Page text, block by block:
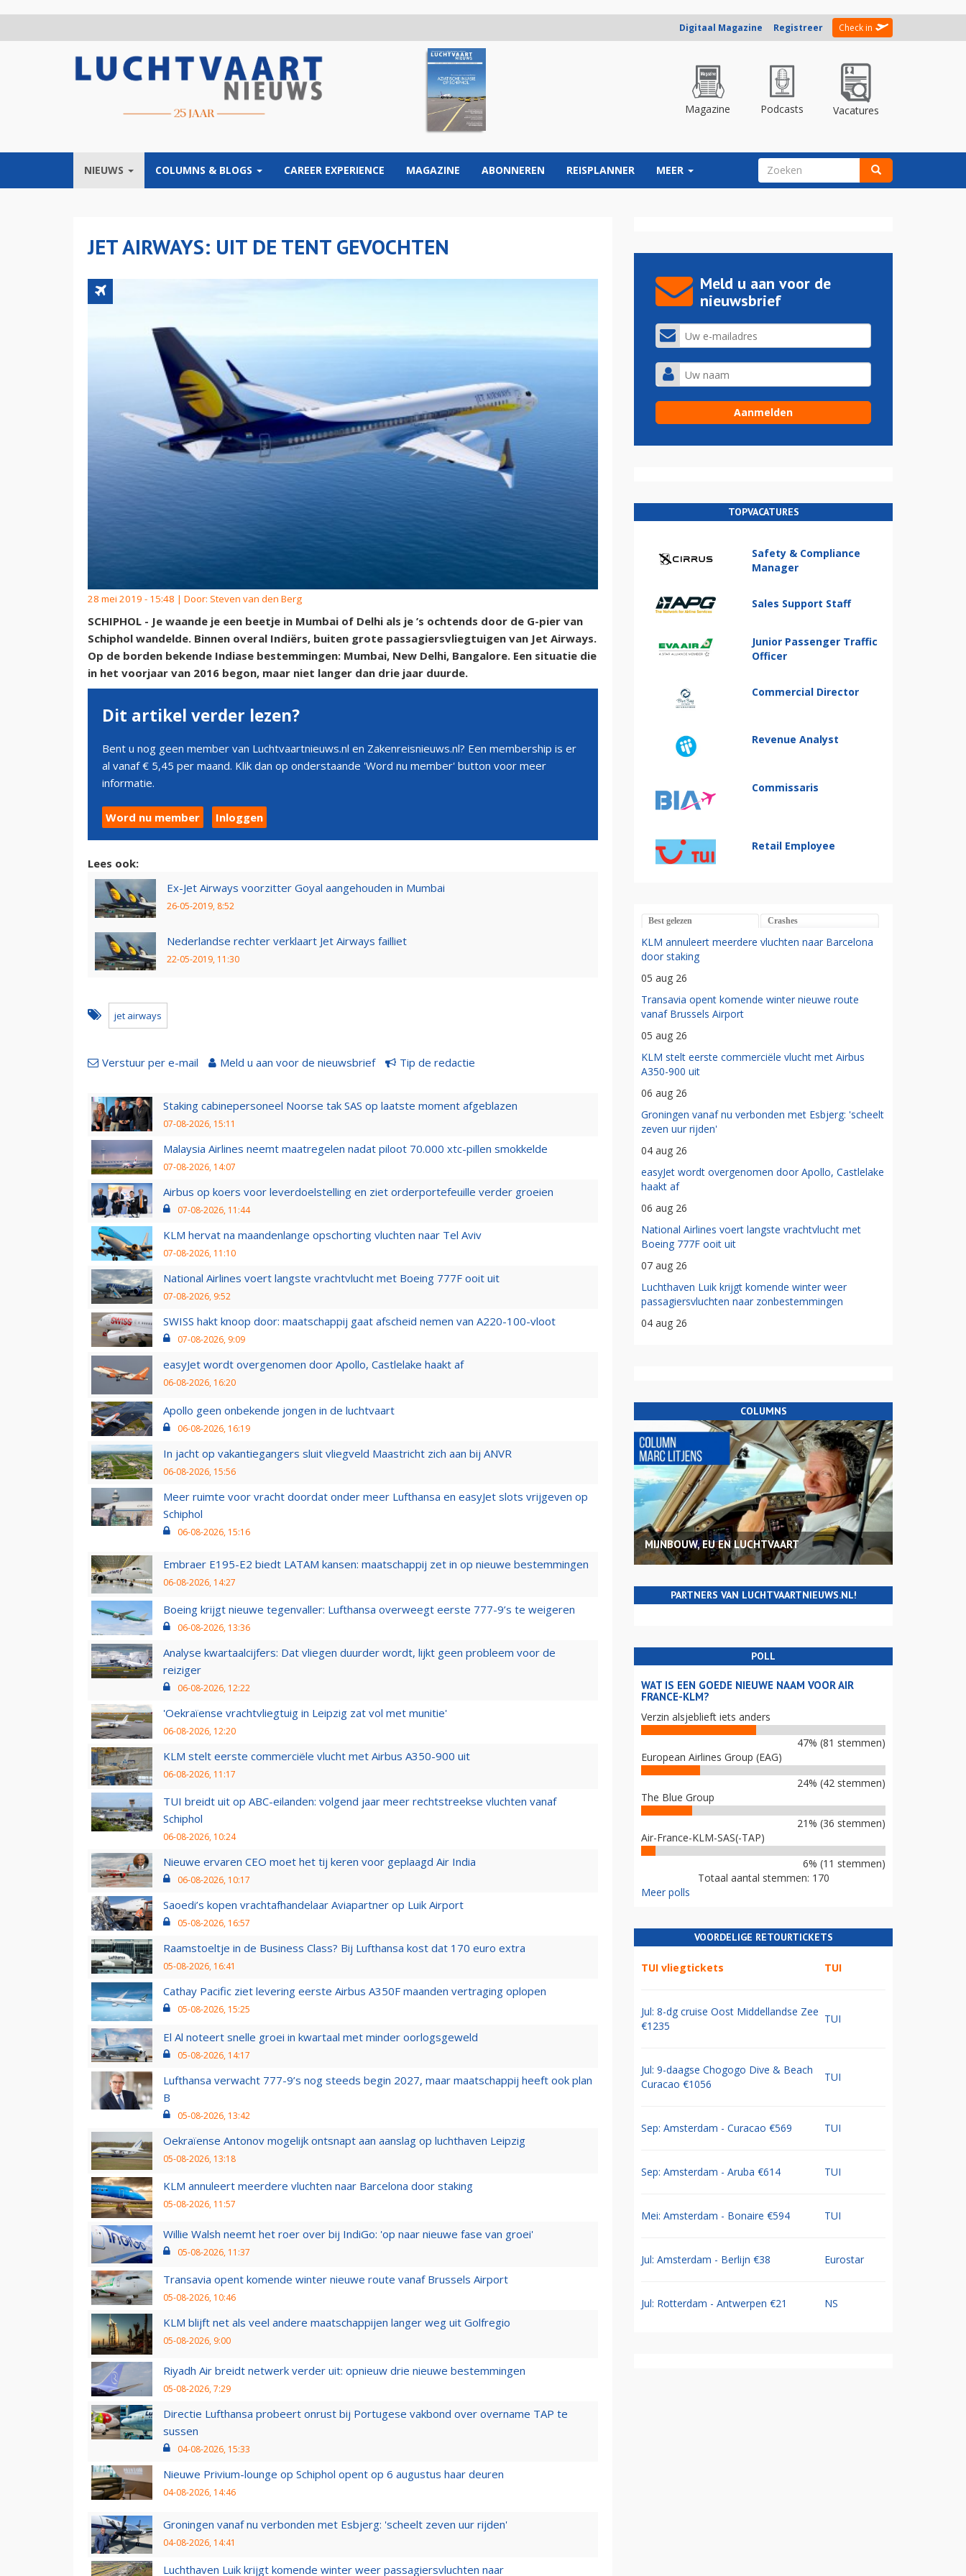
Digitaal Magazine Registreer Check in
Magazine Podcasts Vacatures
NIEUWS COLUMNS & BLOGS CAREER EXPERIENCE MAGAZINE ABONNEREN REISPLANNER MEER ZOEKVELD
JET AIRWAYS: UIT DE TENT GEVOCHTEN
28 mei 2019 - 15:48 | Door: Steven van den Berg
SCHIPHOL - Je waande je een beetje in Mumbai of Delhi als je ’s ochtends door de G-pier van
Schiphol wandelde. Binnen overal Indiërs, buiten grote passagiersvliegtuigen van Jet Airways.
Op de borden bekende Indiase bestemmingen: Mumbai, New Delhi, Bangalore. Een situatie die
in het voorjaar van 2016 begon, maar niet langer dan drie jaar duurde.
Dit artikel verder lezen?
Bent u nog geen member van Luchtvaartnieuws.nl en Zakenreisnieuws.nl? Een membership is er
al vanaf € 5,45 per maand. Klik dan op onderstaande 'Word nu member' button voor meer
informatie.
Word nu member Inloggen
Lees ook:
Ex-Jet Airways voorzitter Goyal aangehouden in Mumbai
26-05-2019, 8:52
Nederlandse rechter verklaart Jet Airways failliet
22-05-2019, 11:30
jet airways
Verstuur per e-mail Meld u aan voor de nieuwsbrief Tip de redactie
Staking cabinepersoneel Noorse tak SAS op laatste moment afgeblazen
07-08-2026, 15:11
Malaysia Airlines neemt maatregelen nadat piloot 70.000 xtc-pillen smokkelde
07-08-2026, 14:07
Airbus op koers voor leverdoelstelling en ziet orderportefeuille verder groeien
07-08-2026, 11:44
KLM hervat na maandenlange opschorting vluchten naar Tel Aviv
07-08-2026, 11:10
National Airlines voert langste vrachtvlucht met Boeing 777F ooit uit
07-08-2026, 9:52
SWISS hakt knoop door: maatschappij gaat afscheid nemen van A220-100-vloot
07-08-2026, 9:09
easyJet wordt overgenomen door Apollo, Castlelake haakt af
06-08-2026, 16:20
Apollo geen onbekende jongen in de luchtvaart
06-08-2026, 16:19
In jacht op vakantiegangers sluit vliegveld Maastricht zich aan bij ANVR
06-08-2026, 15:56
Meer ruimte voor vracht doordat onder meer Lufthansa en easyJet slots vrijgeven op
Schiphol
06-08-2026, 15:16
Embraer E195-E2 biedt LATAM kansen: maatschappij zet in op nieuwe bestemmingen
06-08-2026, 14:27
Boeing krijgt nieuwe tegenvaller: Lufthansa overweegt eerste 777-9’s te weigeren
06-08-2026, 13:36
Analyse kwartaalcijfers: Dat vliegen duurder wordt, lijkt geen probleem voor de
reiziger
06-08-2026, 12:22
'Oekraïense vrachtvliegtuig in Leipzig zat vol met munitie'
06-08-2026, 12:20
KLM stelt eerste commerciële vlucht met Airbus A350-900 uit
06-08-2026, 11:17
TUI breidt uit op ABC-eilanden: volgend jaar meer rechtstreekse vluchten vanaf
Schiphol
06-08-2026, 10:24
Nieuwe ervaren CEO moet het tij keren voor geplaagd Air India
06-08-2026, 10:17
Saoedi’s kopen vrachtafhandelaar Aviapartner op Luik Airport
05-08-2026, 16:57
Raamstoeltje in de Business Class? Bij Lufthansa kost dat 170 euro extra
05-08-2026, 16:41
Cathay Pacific ziet levering eerste Airbus A350F maanden vertraging oplopen
05-08-2026, 15:25
El Al noteert snelle groei in kwartaal met minder oorlogsgeweld
05-08-2026, 14:17
Lufthansa verwacht 777-9’s nog steeds begin 2027, maar maatschappij heeft ook plan
B
05-08-2026, 13:42
Oekraïense Antonov mogelijk ontsnapt aan aanslag op luchthaven Leipzig
05-08-2026, 13:18
KLM annuleert meerdere vluchten naar Barcelona door staking
05-08-2026, 11:57
Willie Walsh neemt het roer over bij IndiGo: 'op naar nieuwe fase van groei'
05-08-2026, 11:37
Transavia opent komende winter nieuwe route vanaf Brussels Airport
05-08-2026, 10:46
KLM blijft net als veel andere maatschappijen langer weg uit Golfregio
05-08-2026, 9:00
Riyadh Air breidt netwerk verder uit: opnieuw drie nieuwe bestemmingen
05-08-2026, 7:29
Directie Lufthansa probeert onrust bij Portugese vakbond over overname TAP te
sussen
04-08-2026, 15:33
Nieuwe Privium-lounge op Schiphol opent op 6 augustus haar deuren
04-08-2026, 14:46
Groningen vanaf nu verbonden met Esbjerg: 'scheelt zeven uur rijden'
04-08-2026, 14:41
Luchthaven Luik krijgt komende winter weer passagiersvluchten naar
Meld u aan voor de
nieuwsbrief
TOPVACATURES
Safety & Compliance
Manager
Sales Support Staff
Junior Passenger Traffic
Officer
Commercial Director
Revenue Analyst
Commissaris
Retail Employee
Best gelezen Crashes
KLM annuleert meerdere vluchten naar Barcelona
door staking
05 aug 26
Transavia opent komende winter nieuwe route
vanaf Brussels Airport
05 aug 26
KLM stelt eerste commerciële vlucht met Airbus
A350-900 uit
06 aug 26
Groningen vanaf nu verbonden met Esbjerg: 'scheelt
zeven uur rijden'
04 aug 26
easyJet wordt overgenomen door Apollo, Castlelake
haakt af
06 aug 26
National Airlines voert langste vrachtvlucht met
Boeing 777F ooit uit
07 aug 26
Luchthaven Luik krijgt komende winter weer
passagiersvluchten naar zonbestemmingen
04 aug 26
COLUMNS
MIJNBOUW, EU EN LUCHTVAART
PARTNERS VAN LUCHTVAARTNIEUWS.NL!
POLL
WAT IS EEN GOEDE NIEUWE NAAM VOOR AIR
FRANCE-KLM?
Verzin alsjeblieft iets anders
47% (81 stemmen)
European Airlines Group (EAG)
24% (42 stemmen)
The Blue Group
21% (36 stemmen)
Air-France-KLM-SAS(-TAP)
6% (11 stemmen)
Totaal aantal stemmen: 170
Meer polls
VOORDELIGE RETOURTICKETS
TUI vliegtickets TUI
Jul: 8-dg cruise Oost Middellandse Zee
€1235
TUI
Jul: 9-daagse Chogogo Dive & Beach
Curacao €1056
TUI
Sep: Amsterdam - Curacao €569 TUI
Sep: Amsterdam - Aruba €614 TUI
Mei: Amsterdam - Bonaire €594 TUI
Jul: Amsterdam - Berlijn €38 Eurostar
Jul: Rotterdam - Antwerpen €21 NS